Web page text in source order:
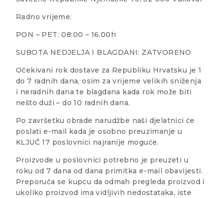
Radno vrijeme:
PON – PET: 08:00 – 16.00h
SUBOTA NEDJELJA I BLAGDANI: ZATVORENO
Očekivani rok dostave za Republiku Hrvatsku je 1
do 7 radnih dana, osim za vrijeme velikih sniženja
i neradnih dana te blagdana kada rok može biti
nešto duži – do 10 radnih dana.
Po završetku obrade narudžbe naši djelatnici će
poslati e-mail kada je osobno preuzimanje u
KLJUČ 17 poslovnici najranije moguće.
Proizvode u poslovnici potrebno je preuzeti u
roku od 7 dana od dana primitka e-mail obavijesti.
Preporuča se kupcu da odmah pregleda proizvod i
ukoliko proizvod ima vidljivih nedostataka, iste